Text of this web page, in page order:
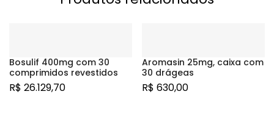
Bosulif 400mg com 30
comprimidos revestidos
R$ 26.129,70
Aromasin 25mg, caixa com
30 drágeas
R$ 630,00